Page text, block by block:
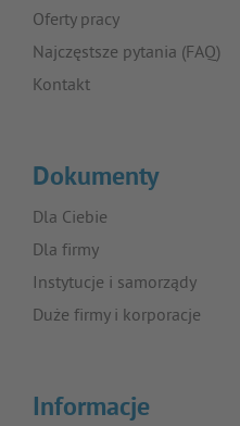
Oferty pracy
Najczęstsze pytania (FAQ)
Kontakt
Dokumenty
Dla Ciebie
Dla firmy
Instytucje i samorządy
Duże firmy i korporacje
Informacje